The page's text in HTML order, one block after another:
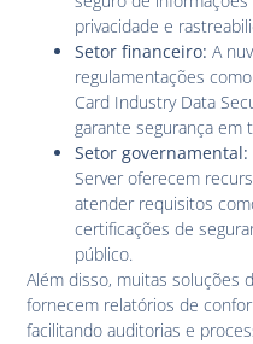
privacidade e
Setor financeiro: A
regulamentações
Card Industry Data
garante segurança em
Setor governamental:
Server oferecem
atender requisitos
certificações de
público.
Além disso, muitas soluções
fornecem relatórios de
facilitando auditorias e